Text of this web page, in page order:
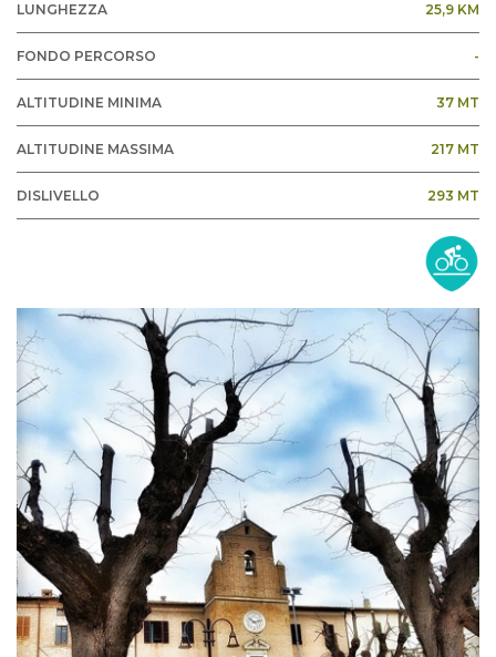
LUNGHEZZA 25,9 KM
FONDO PERCORSO -
ALTITUDINE MINIMA 37 MT
ALTITUDINE MASSIMA 217 MT
DISLIVELLO 293 MT